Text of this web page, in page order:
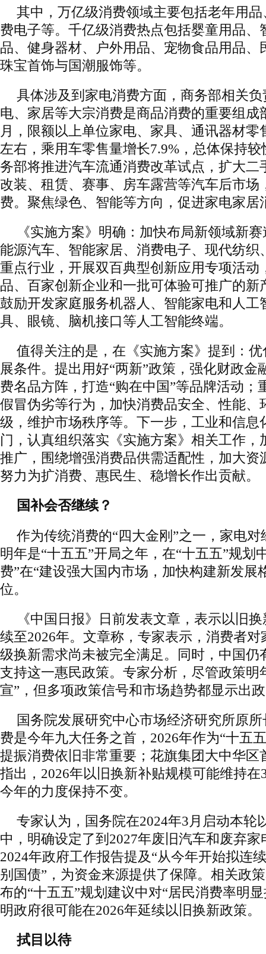
其中，万亿级消费领域主要包括老年用
费电子等。千亿级消费热点包括婴童用品、
品、健身器材、户外用品、宠物食品用品、
珠宝首饰与国潮服饰等。
具体涉及到家电消费方面，商务部相关
电、家居等大宗消费是商品消费的重要组
月，限额以上单位家电、家具、通讯器材零
左右，乘用车零售量增长7.9%，总体保持
务部将推进汽车流通消费改革试点，扩大二
改装、租赁、赛事、房车露营等汽车后市场
费。聚焦绿色、智能等方向，促进家电家居
《实施方案》明确：加快布局新领域新
能源汽车、智能家居、消费电子、现代纺织
重点行业，开展双百典型创新应用专项活动
品、百家创新企业和一批可体验可推广的新
鼓励开发家庭服务机器人、智能家电和人工
具、眼镜、脑机接口等人工智能终端。
值得关注的是，在《实施方案》提到：
展条件。提出用好“两新”政策，强化财政金
费名品方阵，打造“购在中国”等品牌活动；
假冒伪劣等行为，加快消费品安全、性能、
级，维护市场秩序等。下一步，工业和信息
门，认真组织落实《实施方案》相关工作，
推广，围绕增强消费品供需适配性，加大资
努力为扩消费、惠民生、稳增长作出贡献。
国补会否继续？
作为传统消费的“四大金刚”之一，家电
明年是“十五五”开局之年，在“十五五”规划
费”在“建设强大国内市场，加快构建新发展
位。
《中国日报》日前发表文章，表示以旧
续至2026年。文章称，专家表示，消费者
级换新需求尚未被完全满足。同时，中国仍
支持这一惠民政策。专家分析，尽管政策明
宣”，但多项政策信号和市场趋势都显示出
国务院发展研究中心市场经济研究所原
费是今年九大任务之首，2026年作为“十五
提振消费依旧非常重要；花旗集团大中华区
指出，2026年以旧换新补贴规模可能维持在
今年的力度保持不变。
专家认为，国务院在2024年3月启动本轮
中，明确设定了到2027年废旧汽车和废弃
2024年政府工作报告提及“从今年开始拟连
别国债”，为资金来源提供了保障。相关政
布的“十五五”规划建议中对“居民消费率明
明政府很可能在2026年延续以旧换新政策。
拭目以待